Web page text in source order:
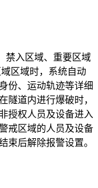
入区域、重要区域
区域时，系统自动
份、运动轨迹等详细
隧道内进行爆破时，
授权人员及设备进入
戒区域的人员及设备
束后解除报警设置。